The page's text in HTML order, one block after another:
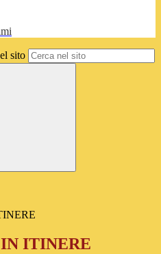
sito
ITINERE